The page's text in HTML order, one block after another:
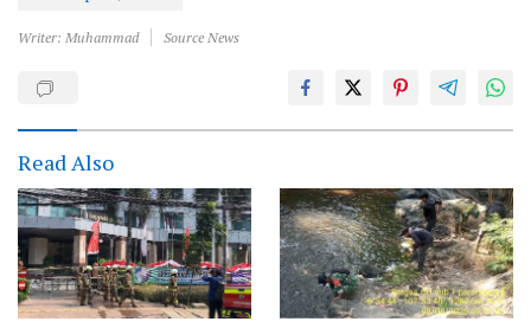
Writer: Muhammad Source News
Read Also